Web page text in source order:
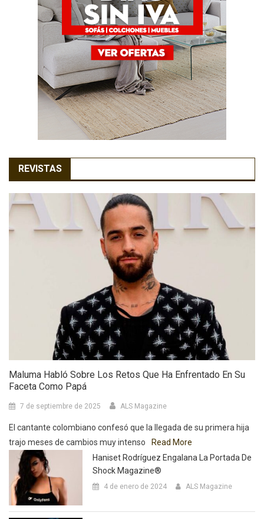
REVISTAS
Maluma Habló Sobre Los Retos Que Ha Enfrentado En Su
Faceta Como Papá
7 de septiembre de 2025 ALS Magazine
El cantante colombiano confesó que la llegada de su primera hija
trajo meses de cambios muy intenso
Read More
Haniset Rodríguez Engalana La Portada De
Shock Magazine®
4 de enero de 2024 ALS Magazine